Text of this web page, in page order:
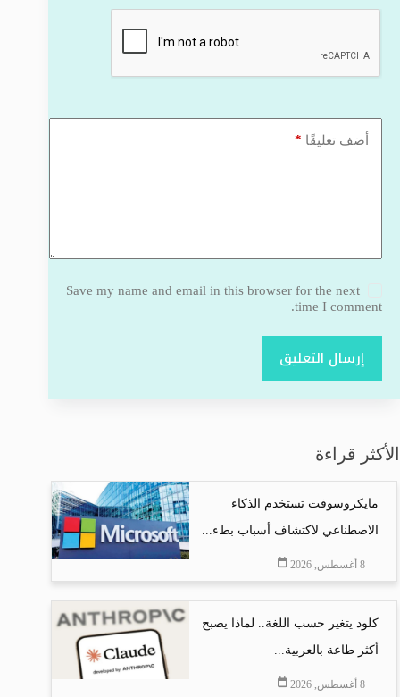
أضف تعليقًا *
Save my name and email in this browser for the next
time I comment.
إرسال التعليق
الأكثر قراءة
مايكروسوفت تستخدم الذكاء
الاصطناعي لاكتشاف أسباب بطء...
8 أغسطس, 2026
كلود يتغير حسب اللغة.. لماذا يصبح
أكثر طاعة بالعربية...
8 أغسطس, 2026